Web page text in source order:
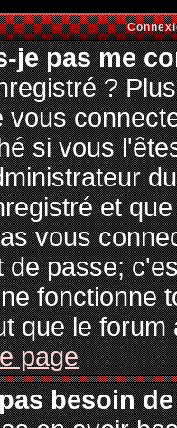
je pas me
?
vous
si vous
et
vous
de passe;
fonctionne
que le
page
besoin